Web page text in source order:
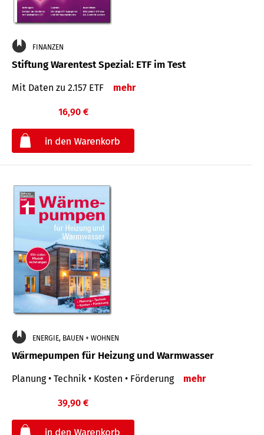
FINANZEN
Stiftung Warentest Spezial: ETF im Test
Mit Daten zu 2.157 ETF mehr
16,90 €
ENERGIE, BAUEN + WOHNEN
Wärmepumpen für Heizung und Warmwasser
Planung • Technik • Kosten • Förderung mehr
39,90 €